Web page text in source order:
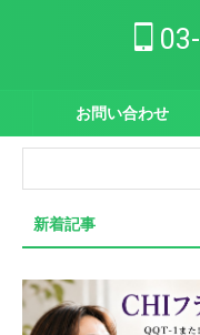
お問い合わせ
新着記事